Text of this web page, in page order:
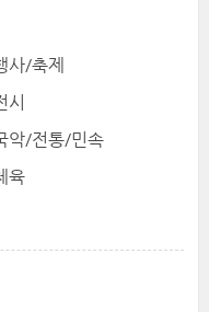
사/축제
시
악/전통/민속
육